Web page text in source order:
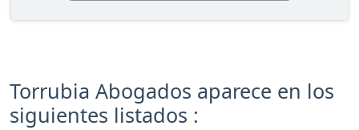
Torrubia Abogados aparece en los
siguientes listados :